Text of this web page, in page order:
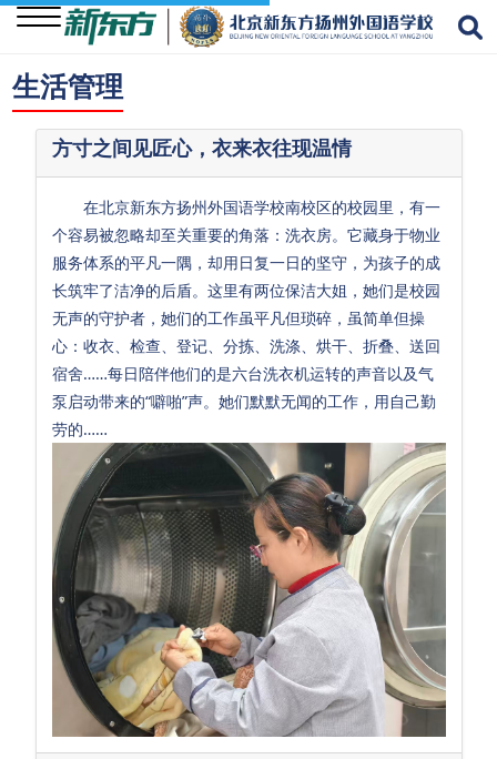
关
于
我
学
校
资
讯
学
生
成
教
师
发
展
教
持
生活管理
方寸之间见匠心，衣来衣往现温情
在北京新东方扬州外国语学校南校区的校园里，有一
个容易被忽略却至关重要的角落：洗衣房。它藏身于物业
服务体系的平凡一隅，却用日复一日的坚守，为孩子的成
长筑牢了洁净的后盾。这里有两位保洁大姐，她们是校园
无声的守护者，她们的工作虽平凡但琐碎，虽简单但操
心：收衣、检查、登记、分拣、洗涤、烘干、折叠、送回
宿舍……每日陪伴他们的是六台洗衣机运转的声音以及气
泵启动带来的“噼啪”声。她们默默无闻的工作，用自己勤
劳的……